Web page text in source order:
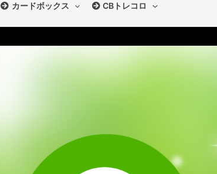
カードボックス CBトレコロ